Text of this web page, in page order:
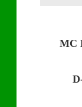
MC